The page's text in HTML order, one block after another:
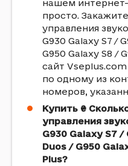
нашем
просто.
управления
G930 Galaxy S7 /
G950 Galaxy S8 /
сайт
по одному из
номеров,
Купить ₴
управления
G930 Galaxy S7 /
Duos / G950
Plus?